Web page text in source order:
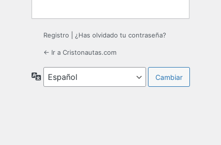
Registro ¿Has olvidado tu contraseña?
← Ir a Cristonautas.com
Idioma